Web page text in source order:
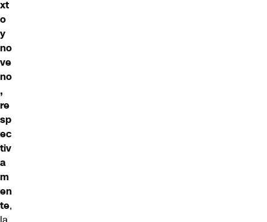
xt
o
y
no
ve
no
,
re
sp
ec
tiv
a
m
en
te,